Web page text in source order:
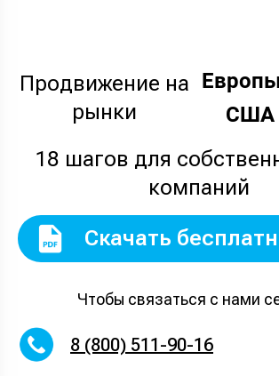
Продвижение на
рынки
США
18 шагов для
компаний
Скачать
Чтобы связаться с нами
8 (800) 511-90-16